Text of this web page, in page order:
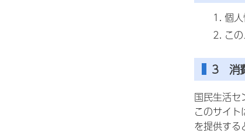
個
こ
3 消
国民生活セ
このサイ
を提供する